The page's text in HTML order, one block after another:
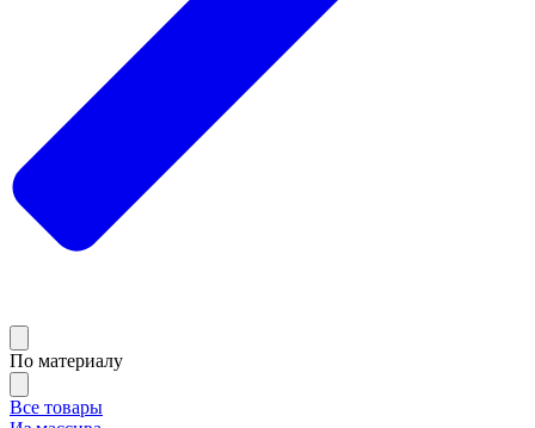
По материалу
Все товары